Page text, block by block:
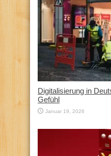
Digitalisierung in
Gefühl
Januar 19, 2026